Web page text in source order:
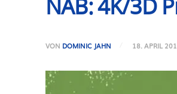
NAB: 4K/3D
VON DOMINIC JAHN 18. APRIL